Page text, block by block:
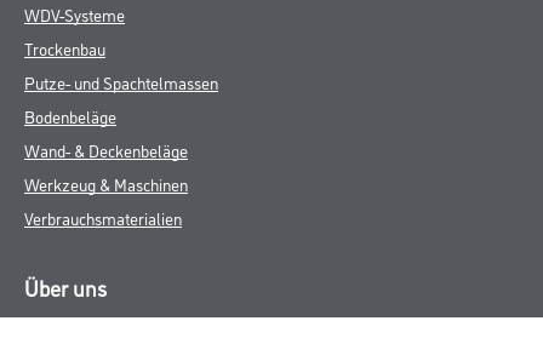
WDV-Systeme
Trockenbau
Putze- und Spachtelmassen
Bodenbeläge
Wand- & Deckenbeläge
Werkzeug & Maschinen
Verbrauchsmaterialien
Über uns